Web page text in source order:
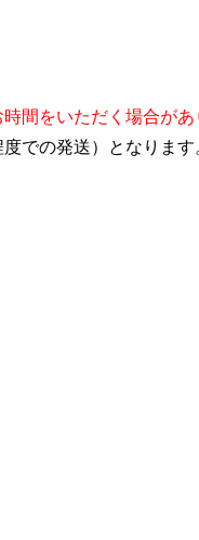
間をいただく場合があ
での発送）となります